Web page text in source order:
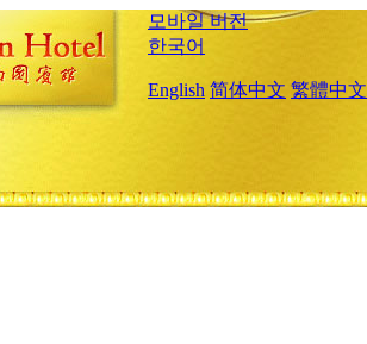
모바일 버전
한국어
English 简体中文 繁體中文